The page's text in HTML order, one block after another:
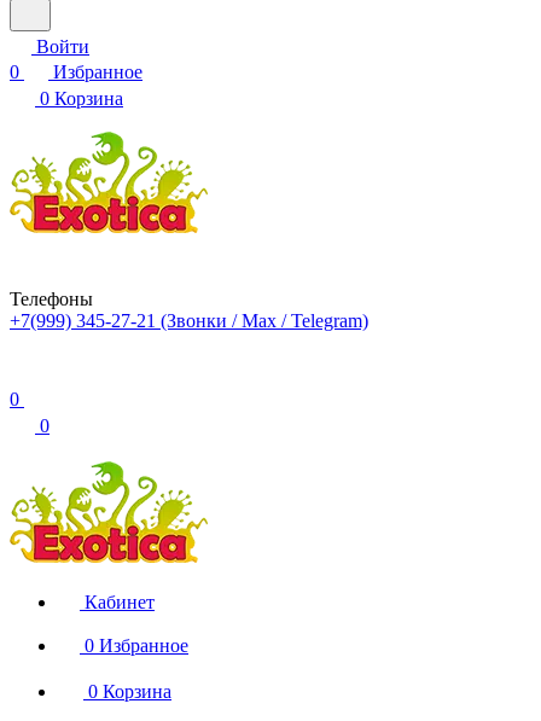
Войти
0
Избранное
0 Корзина
Телефоны
+7(999) 345-27-21 (Звонки / Max / Telegram)
0
0
Кабинет
0 Избранное
0 Корзина